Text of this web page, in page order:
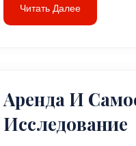
Читать Далее
Аренда И
Исследование